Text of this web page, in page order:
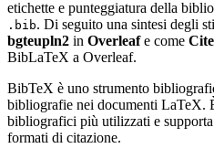
etichette e punteggiatura della
.bib. Di seguito una sintesi degli
bgteupln2 in Overleafe come
BibLaTeX a Overleaf.
BibTeX è uno strumento
bibliografie nei documenti LaTeX.
bibliografici più utilizzati e
formati di citazione.